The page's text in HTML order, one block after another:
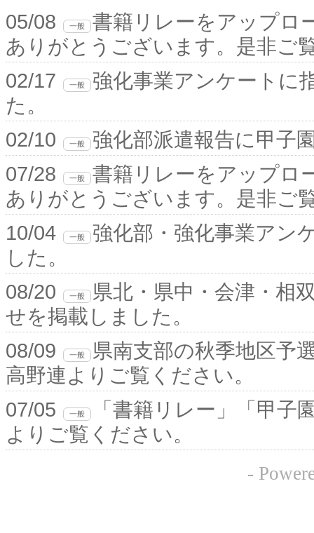
05/08 一般
書籍リレーをアップロ
ありがとうございます。是非ご
02/17
一般
強化事業アンケートに
た。
02/10
一般
強化部派遣報告に甲子
07/28
一般
書籍リレーをアップロ
ありがとうございます。是非ご
10/04
一般
強化部・強化事業アン
した。
08/20
一般
県北・県中・会津・相
せを掲載しました。
08/09
一般
県南支部の秋季地区予
高野連よりご覧ください。
07/05
一般
「書籍リレー」「甲
よりご覧ください。
-